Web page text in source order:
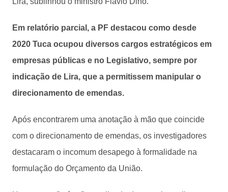
Em relatório parcial, a PF destacou como desde
2020 Tuca ocupou diversos cargos estratégicos em
empresas públicas e no Legislativo, sempre por
indicação de Lira, que a permitissem manipular o
direcionamento de emendas.
Após encontrarem uma anotação à mão que coincide
com o direcionamento de emendas, os investigadores
destacaram o incomum desapego à formalidade na
formulação do Orçamento da União.